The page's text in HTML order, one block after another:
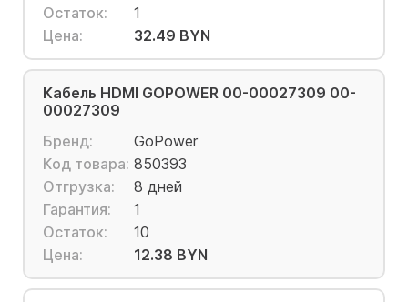
Остаток:
1
Цена:
32.49 BYN
Кабель HDMI GOPOWER 00-00027309 00-
00027309
Бренд:
GoPower
Код товара: 850393
Отгрузка:
8 дней
Гарантия:
1
Остаток:
10
Цена:
12.38 BYN